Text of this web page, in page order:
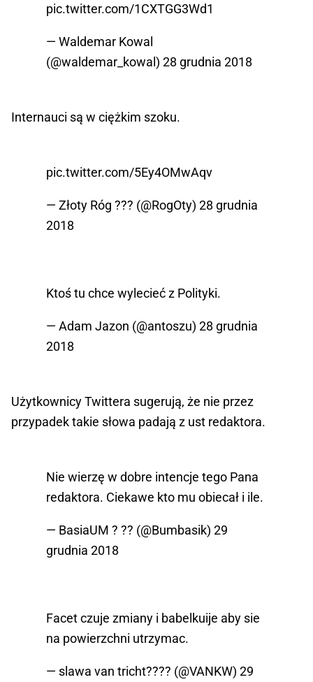
pic.twitter.com/1CXTGG3Wd1
— Waldemar Kowal
(@waldemar_kowal) 28 grudnia 2018
Internauci są w ciężkim szoku.
pic.twitter.com/5Ey4OMwAqv
— Złoty Róg ??? (@RogOty) 28 grudnia
2018
Ktoś tu chce wylecieć z Polityki.
— Adam Jazon (@antoszu) 28 grudnia
2018
Użytkownicy Twittera sugerują, że nie przez
przypadek takie słowa padają z ust redaktora.
Nie wierzę w dobre intencje tego Pana
redaktora. Ciekawe kto mu obiecał i ile.
— BasiaUM ? ?? (@Bumbasik) 29
grudnia 2018
Facet czuje zmiany i babelkuije aby sie
na powierzchni utrzymac.
— slawa van tricht???? (@VANKW) 29